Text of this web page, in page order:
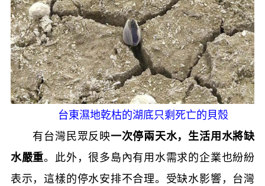
台東濕地乾枯的湖底只剩死亡的貝殼
有台灣民眾反映一次停兩天水，生活用水將缺
水嚴重。此外，很多島內有用水需求的企業也紛紛
表示，這樣的停水安排不合理。受缺水影響，台灣